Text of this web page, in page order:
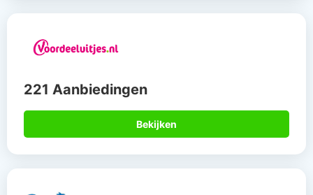
221 Aanbiedingen
Bekijken